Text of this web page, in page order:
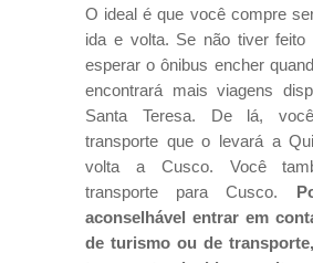
O ideal é que você compre
ida e volta. Se não tiver feito
esperar o ônibus encher
encontrará mais viagens
Santa Teresa. De lá,
transporte que o levará a
volta a Cusco. Você
transporte para Cusco.
aconselhável entrar em
de turismo ou de